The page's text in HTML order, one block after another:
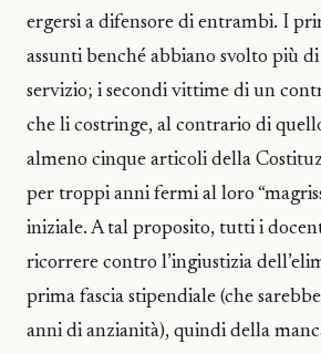
ergersi a difensore di entrambi. I
assunti benché abbiano svolto più
servizio; i secondi vittime di un
che li costringe, al contrario di
almeno cinque articoli della
per troppi anni fermi al loro
iniziale. A tal proposito, tutti i
ricorrere contro l’ingiustizia
prima fascia stipendiale (che
anni di anzianità), quindi della